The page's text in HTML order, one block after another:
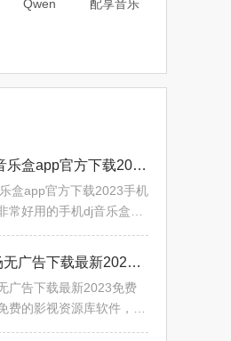
Qwen
配享音乐
深港DJ音乐盒app官方下载2023手机版v1.7安卓版
盒app官方下载2023手机
常好用的手机dj音乐盒软
优质的dj音乐作品，为各
供专业可靠的优
良人剧场无广告下载最新2023免费版v1.1.3安卓版
广告下载最新2023免费
费的影视资源库软件，提